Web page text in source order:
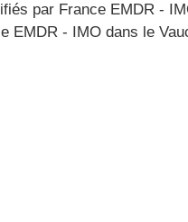
par France EMDR -
EMDR - IMO dans le